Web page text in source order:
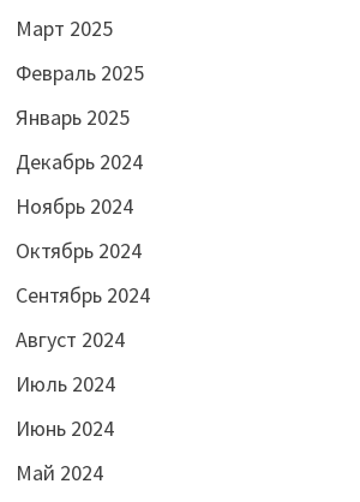
Март 2025
Февраль 2025
Январь 2025
Декабрь 2024
Ноябрь 2024
Октябрь 2024
Сентябрь 2024
Август 2024
Июль 2024
Июнь 2024
Май 2024